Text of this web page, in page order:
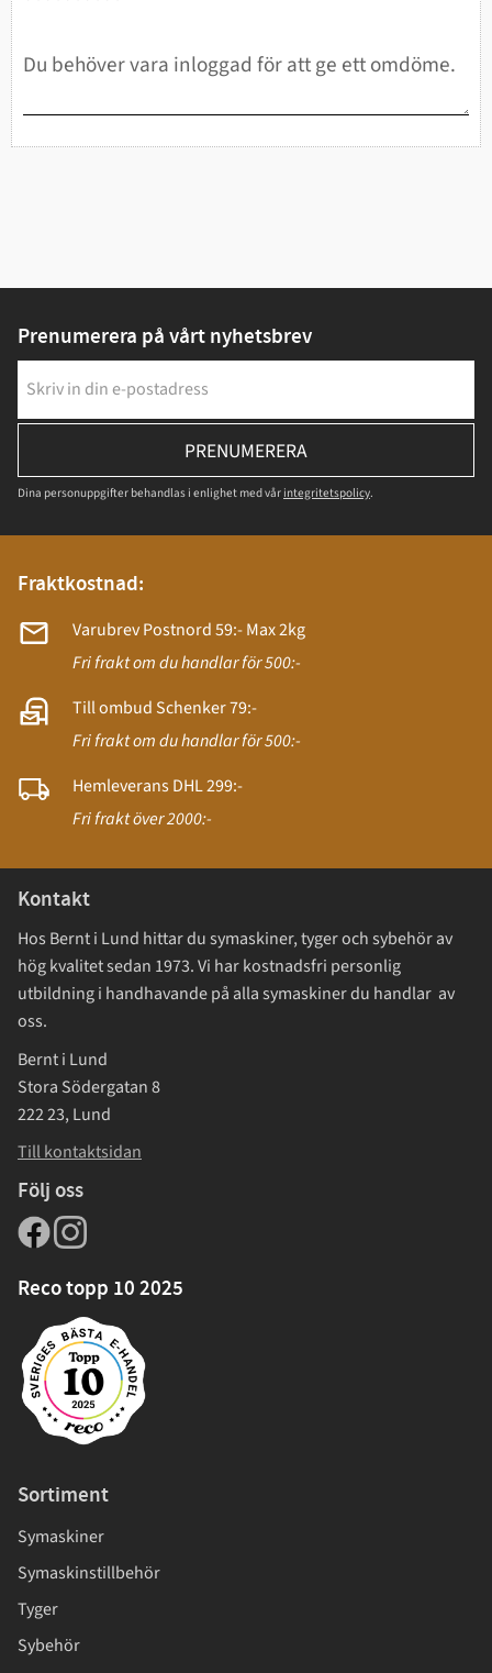
Prenumerera på vårt nyhetsbrev
PRENUMERERA
Dina personuppgifter behandlas i enlighet med vår integritetspolicy.
Fraktkostnad:
Varubrev Postnord 59:- Max 2kg
Fri frakt om du handlar för 500:-
Till ombud Schenker 79:-
Fri frakt om du handlar för 500:-
Hemleverans DHL 299:-
Fri frakt över 2000:-
Kontakt
Hos Bernt i Lund hittar du symaskiner, tyger och sybehör av
hög kvalitet sedan 1973. Vi har kostnadsfri personlig
utbildning i handhavande på alla symaskiner du handlar av
oss.
Bernt i Lund
Stora Södergatan 8
222 23, Lund
Till kontaktsidan
Följ oss
Reco topp 10 2025
Sortiment
Symaskiner
Symaskinstillbehör
Tyger
Sybehör